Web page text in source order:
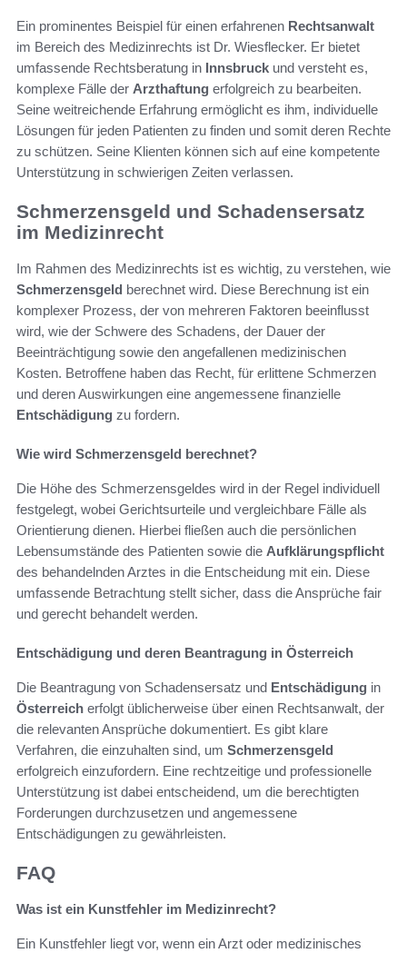
Ein prominentes Beispiel für einen erfahrenen Rechtsanwalt
im Bereich des Medizinrechts ist Dr. Wiesflecker. Er bietet
umfassende Rechtsberatung in Innsbruck und versteht es,
komplexe Fälle der Arzthaftung erfolgreich zu bearbeiten.
Seine weitreichende Erfahrung ermöglicht es ihm, individuelle
Lösungen für jeden Patienten zu finden und somit deren Rechte
zu schützen. Seine Klienten können sich auf eine kompetente
Unterstützung in schwierigen Zeiten verlassen.
Schmerzensgeld und Schadensersatz
im Medizinrecht
Im Rahmen des Medizinrechts ist es wichtig, zu verstehen, wie
Schmerzensgeld berechnet wird. Diese Berechnung ist ein
komplexer Prozess, der von mehreren Faktoren beeinflusst
wird, wie der Schwere des Schadens, der Dauer der
Beeinträchtigung sowie den angefallenen medizinischen
Kosten. Betroffene haben das Recht, für erlittene Schmerzen
und deren Auswirkungen eine angemessene finanzielle
Entschädigung zu fordern.
Wie wird Schmerzensgeld berechnet?
Die Höhe des Schmerzensgeldes wird in der Regel individuell
festgelegt, wobei Gerichtsurteile und vergleichbare Fälle als
Orientierung dienen. Hierbei fließen auch die persönlichen
Lebensumstände des Patienten sowie die Aufklärungspflicht
des behandelnden Arztes in die Entscheidung mit ein. Diese
umfassende Betrachtung stellt sicher, dass die Ansprüche fair
und gerecht behandelt werden.
Entschädigung und deren Beantragung in Österreich
Die Beantragung von Schadensersatz und Entschädigung in
Österreich erfolgt üblicherweise über einen Rechtsanwalt, der
die relevanten Ansprüche dokumentiert. Es gibt klare
Verfahren, die einzuhalten sind, um Schmerzensgeld
erfolgreich einzufordern. Eine rechtzeitige und professionelle
Unterstützung ist dabei entscheidend, um die berechtigten
Forderungen durchzusetzen und angemessene
Entschädigungen zu gewährleisten.
FAQ
Was ist ein Kunstfehler im Medizinrecht?
Ein Kunstfehler liegt vor, wenn ein Arzt oder medizinisches